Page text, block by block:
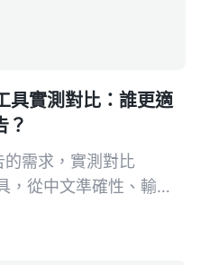
具實測對比：誰更適
？
需求，實測對比
從中文準確性、輸入